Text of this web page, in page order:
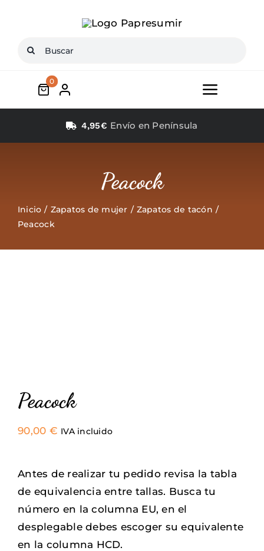
contenido
Buscar:
Toggle
Inicio
0
4,95€ Envío en Península
Peacock
Inicio Zapatos de mujer
Zapatos de tacón
Peacock
Peacock
90,00 € IVA incluido
Antes de realizar tu pedido revisa la tabla
de equivalencia entre tallas. Busca tu
número en la columna EU, en el
desplegable debes escoger su equivalente
en la columna HCD.